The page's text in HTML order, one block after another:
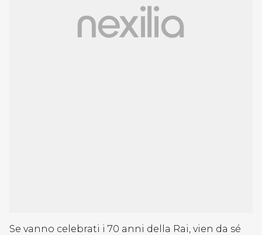
Se vanno celebrati i 70 anni della Rai, vien da sé